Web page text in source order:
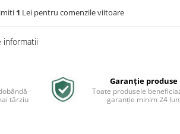
1 Lei pentru comenzile viitoare
informatii
·
târziu
Garanție produse
Toate produsele
garanție minim 24 luni